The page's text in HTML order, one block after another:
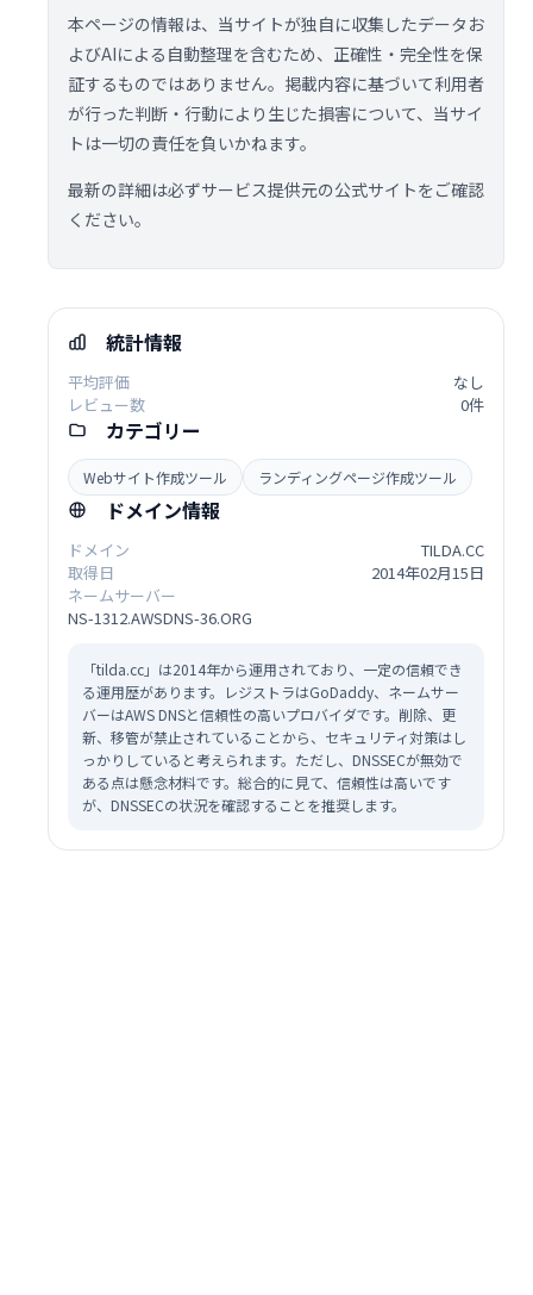
本ページの情報は、当サイトが独自に収集したデータお
よびAIによる自動整理を含むため、正確性・完全性を保
証するものではありません。掲載内容に基づいて利用者
が行った判断・行動により生じた損害について、当サイ
トは一切の責任を負いかねます。
最新の詳細は必ずサービス提供元の公式サイトをご確認
ください。
統計情報
平均評価
なし
レビュー数
0件
カテゴリー
Webサイト作成ツール ランディングページ作成ツール
ドメイン情報
ドメイン
TILDA.CC
取得日
2014年02月15日
ネームサーバー
NS-1312.AWSDNS-36.ORG
「tilda.cc」は2014年から運用されており、一定の信頼でき
る運用歴があります。レジストラはGoDaddy、ネームサー
バーはAWS DNSと信頼性の高いプロバイダです。削除、更
新、移管が禁止されていることから、セキュリティ対策はし
っかりしていると考えられます。ただし、DNSSECが無効で
ある点は懸念材料です。総合的に見て、信頼性は高いです
が、DNSSECの状況を確認することを推奨します。